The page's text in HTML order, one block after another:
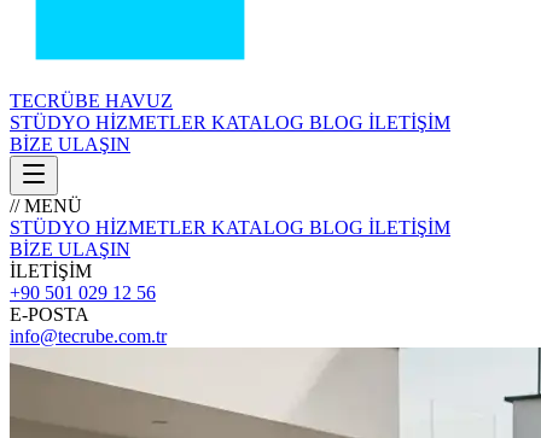
TECRÜBE HAVUZ
STÜDYO HİZMETLER KATALOG BLOG İLETİŞİM
BİZE ULAŞIN
// MENÜ
STÜDYO HİZMETLER KATALOG BLOG İLETİŞİM
BİZE ULAŞIN
İLETİŞİM
+90 501 029 12 56
E-POSTA
info@tecrube.com.tr